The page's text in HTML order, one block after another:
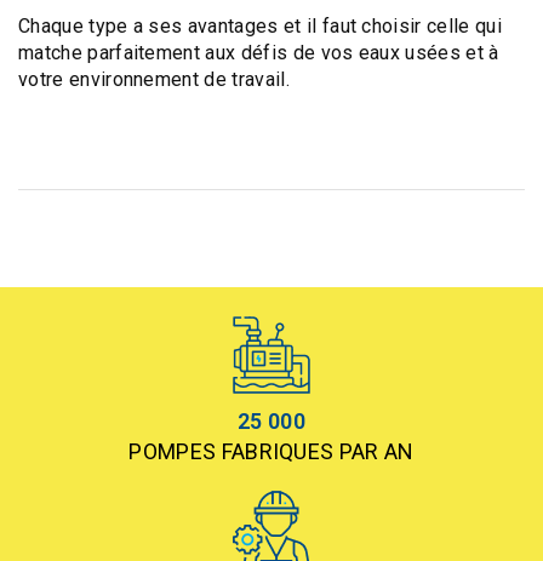
Chaque type a ses avantages et il faut choisir celle qui
matche parfaitement aux défis de vos eaux usées et à
votre environnement de travail.
25 000
POMPES FABRIQUES PAR AN